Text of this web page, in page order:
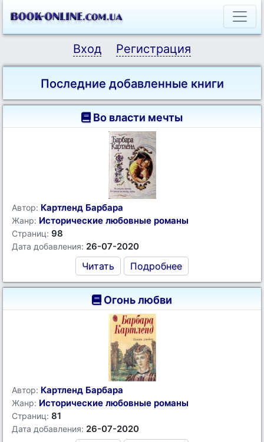
Вход Регистрация
Последние добавленные книги
Во власти мечты
Автор: Картленд Барбара
Жанр: Исторические любовные романы
Страниц: 98
Дата добавления: 26-07-2020
Читать Подробнее
Огонь любви
Автор: Картленд Барбара
Жанр: Исторические любовные романы
Страниц: 81
Дата добавления: 26-07-2020